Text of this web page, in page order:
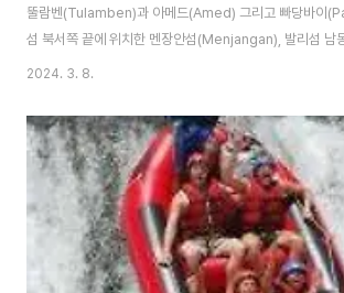
뚤람벤(Tulamben)과 아메드(Amed) 그리고 빠당바이
섬 북서쪽 끝에 위치한 멘장안섬(Menjangan), 발리섬 남
뻐니다섬(Nusa Penida)과 렘봉안섬(Lembongan) 주변
바다도 초보 다이버들이 첫경험을 하기 좋은 곳입니다. 한
에서는 초보자도 수영장에서 간단한 교육 후에 바로 다이빙
일대일로 잠수할 수 있습니다. 그래서 한국에서 시간을 내
힘든 사람도 신혼여행을 오거나 짧은 자유여행중에 첫 다이
습니다.누사두아..
2024. 3. 8.